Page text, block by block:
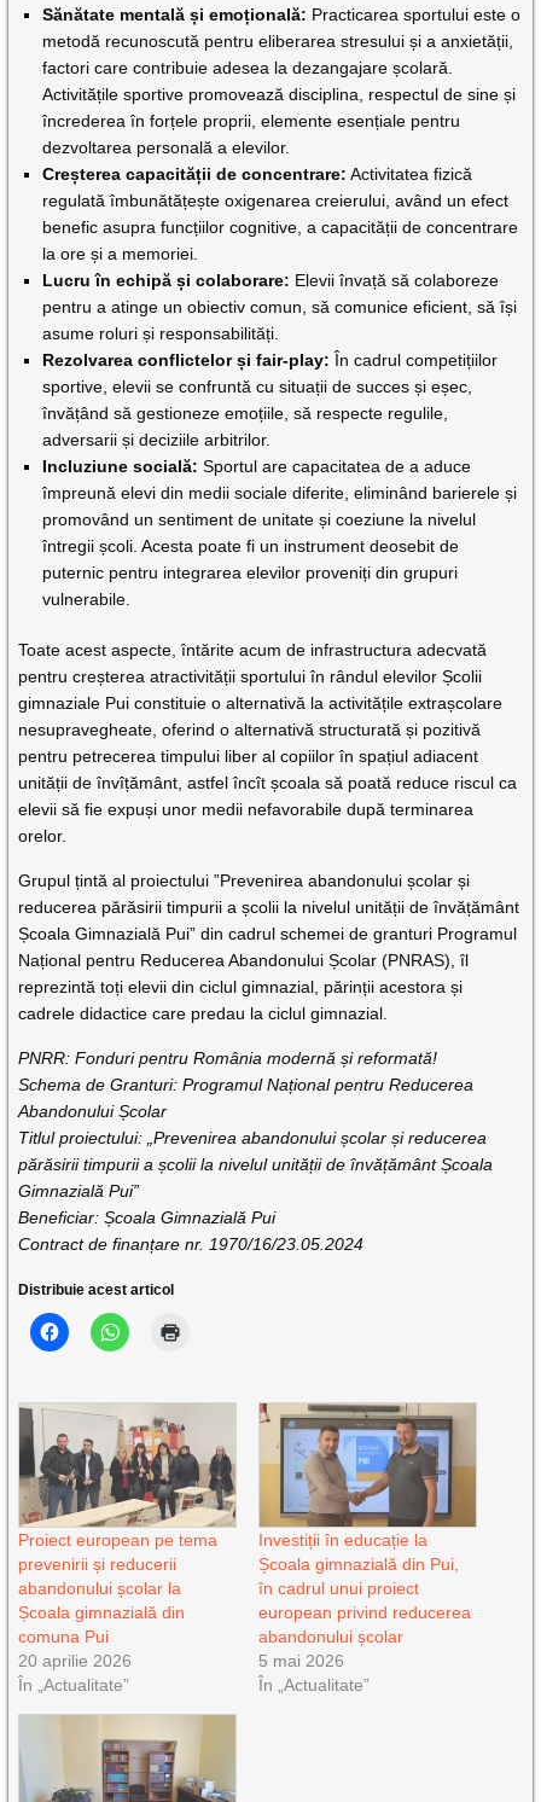
Sănătate mentală și emoțională: Practicarea sportului este o
metodă recunoscută pentru eliberarea stresului și a anxietății,
factori care contribuie adesea la dezangajare școlară.
Activitățile sportive promovează disciplina, respectul de sine și
încrederea în forțele proprii, elemente esențiale pentru
dezvoltarea personală a elevilor.
Creșterea capacității de concentrare: Activitatea fizică
regulată îmbunătățește oxigenarea creierului, având un efect
benefic asupra funcțiilor cognitive, a capacității de concentrare
la ore și a memoriei.
Lucru în echipă și colaborare: Elevii învață să colaboreze
pentru a atinge un obiectiv comun, să comunice eficient, să își
asume roluri și responsabilități.
Rezolvarea conflictelor și fair-play: În cadrul competițiilor
sportive, elevii se confruntă cu situații de succes și eșec,
învățând să gestioneze emoțiile, să respecte regulile,
adversarii și deciziile arbitrilor.
Incluziune socială: Sportul are capacitatea de a aduce
împreună elevi din medii sociale diferite, eliminând barierele și
promovând un sentiment de unitate și coeziune la nivelul
întregii școli. Acesta poate fi un instrument deosebit de
puternic pentru integrarea elevilor proveniți din grupuri
vulnerabile.
Toate acest aspecte, întărite acum de infrastructura adecvată
pentru creșterea atractivității sportului în rândul elevilor Școlii
gimnaziale Pui constituie o alternativă la activitățile extrașcolare
nesupravegheate, oferind o alternativă structurată și pozitivă
pentru petrecerea timpului liber al copiilor în spațiul adiacent
unității de învîțământ, astfel încît școala să poată reduce riscul ca
elevii să fie expuși unor medii nefavorabile după terminarea
orelor.
Grupul țintă al proiectului ”Prevenirea abandonului școlar și
reducerea părăsirii timpurii a școlii la nivelul unității de învățământ
Școala Gimnazială Pui” din cadrul schemei de granturi Programul
Național pentru Reducerea Abandonului Școlar (PNRAS), îl
reprezintă toți elevii din ciclul gimnazial, părinții acestora și
cadrele didactice care predau la ciclul gimnazial.
PNRR: Fonduri pentru România modernă și reformată!
Schema de Granturi: Programul Național pentru Reducerea
Abandonului Școlar
Titlul proiectului: „Prevenirea abandonului școlar și reducerea
părăsirii timpurii a școlii la nivelul unității de învățământ Școala
Gimnazială Pui”
Beneficiar: Școala Gimnazială Pui
Contract de finanțare nr. 1970/16/23.05.2024
Distribuie acest articol
Proiect european pe tema
prevenirii și reducerii
abandonului școlar la
Școala gimnazială din
comuna Pui
20 aprilie 2026
În „Actualitate”
Investiții în educație la
Școala gimnazială din Pui,
în cadrul unui proiect
european privind reducerea
abandonului școlar
5 mai 2026
În „Actualitate”